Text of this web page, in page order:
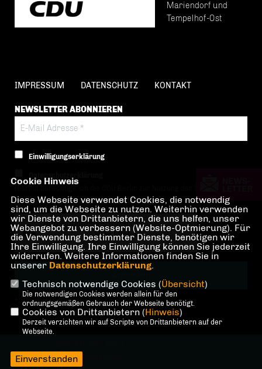
Mariendorf und
Tempelhof-Ost
IMPRESSUM DATENSCHUTZ KONTAKT
NEWSLETTER ABONNIEREN
Einwilligungserklärung
der nachfolgenden Datenschutzerklärung.*
Anti-Roboter-Verifizierung
Hier klicken
Friendly Captcha ⇗
* Pflichtfeld!
Alle Rechte vorbehalten.
Cookie Hinweis
Diese Webseite verwendet Cookies, die notwendig
sind, um die Webseite zu nutzen. Weiterhin verwenden
wir Dienste von Drittanbietern, die uns helfen, unser
Webangebot zu verbessern (Website-Optmierung). Für
die Verwendung bestimmter Dienste, benötigen wir
Ihre Einwilligung. Ihre Einwilligung können Sie jederzeit
widerrufen. Weitere Informationen finden Sie in
unserer Datenschutzerklärung.
Technisch notwendige Cookies (Übersicht)
Die notwendigen Cookies werden allein für den
ordnungsgemäßen Gebrauch der Webseite benötigt.
Cookies von Drittanbietern (Hinweis)
Derzeit verzichten wir auf Scripte von Drittanbietern auf der
Webseite.
Einverstanden